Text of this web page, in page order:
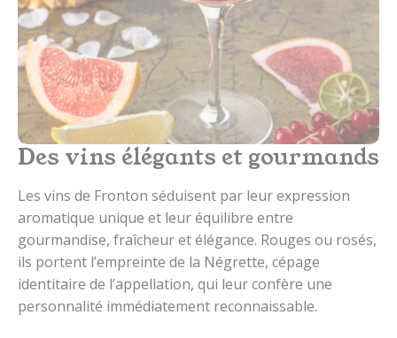
Des vins élégants et gourmands
Les vins de Fronton séduisent par leur expression
aromatique unique et leur équilibre entre
gourmandise, fraîcheur et élégance. Rouges ou rosés,
ils portent l’empreinte de la Négrette, cépage
identitaire de l’appellation, qui leur confère une
personnalité immédiatement reconnaissable.